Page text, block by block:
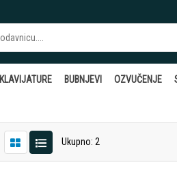
KLAVIJATURE BUBNJEVI OZVUČENJE
Ukupno: 2